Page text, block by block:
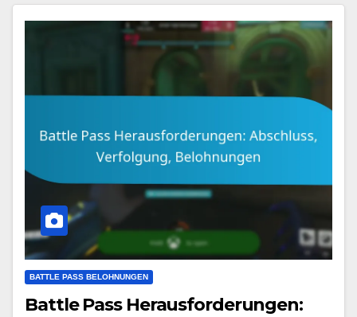
BATTLE PASS BELOHNUNGEN
Battle Pass Herausforderungen: